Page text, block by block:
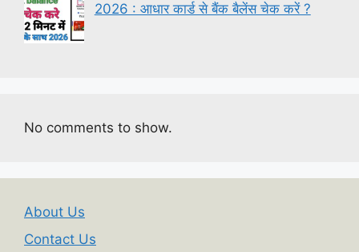
2026 : आधार कार्ड से बैंक बैलेंस चेक करें ?
No comments to show.
About Us
Contact Us